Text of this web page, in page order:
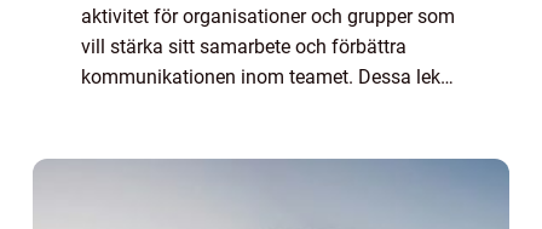
aktivitet för organisationer och grupper som
vill stärka sitt samarbete och förbättra
kommunikationen inom teamet. Dessa lekar